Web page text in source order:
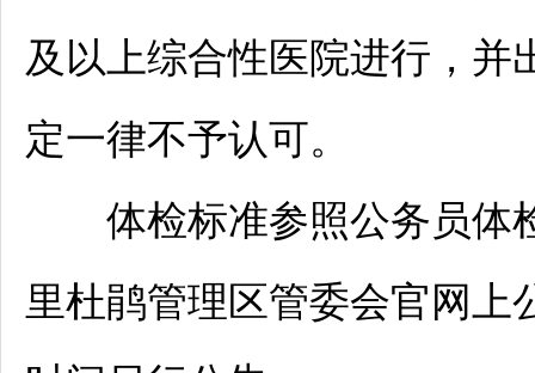
及以上综合性医院进行，并
定一律不予认可。
体检标准参照公务员体
里杜鹃管理区管委会官网上